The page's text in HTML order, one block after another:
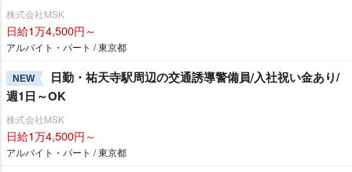
株式会社MSK
日給1万4,500円～
アルバイト・パート / 東京都
NEW
日勤・祐天寺駅周辺の交通誘導警備員/入社祝い金あり/
週1日～OK
株式会社MSK
日給1万4,500円～
アルバイト・パート / 東京都